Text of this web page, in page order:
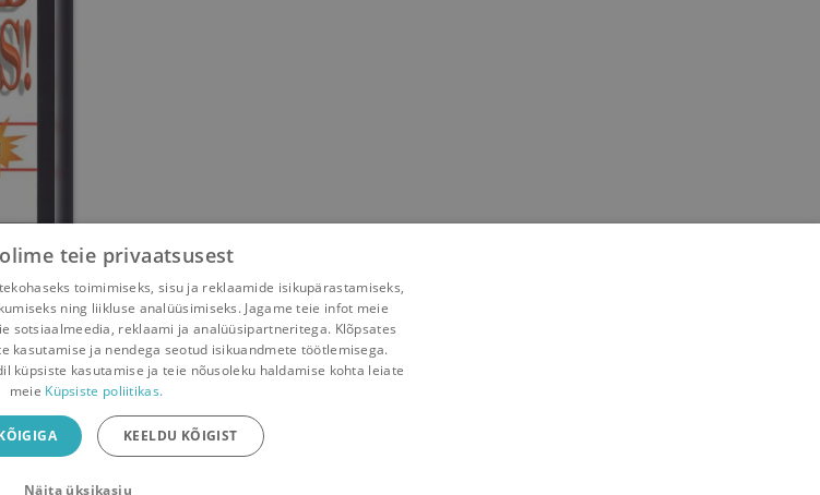
teie privaatsusest
toimimiseks, sisu ja reklaamide isikupärastamiseks,
ning liikluse analüüsimiseks. Jagame teie infot meie
sotsiaalmeedia, reklaami ja analüüsipartneritega. Klõpsates
kasutamise ja nendega seotud isikuandmete töötlemisega.
küpsiste kasutamise ja teie nõusoleku haldamise kohta leiate
meie Küpsiste poliitikas.
KEELDU KÕIGIST
Näita üksikasju